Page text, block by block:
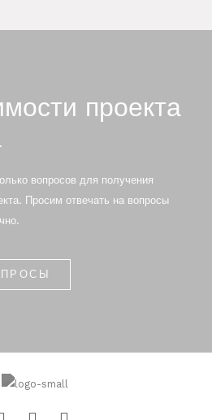
проекта
вопросов для получения
Просим отвечать на вопросы